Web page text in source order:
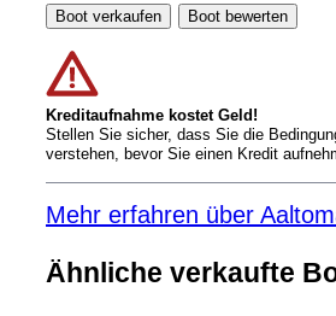
Boot verkaufen Boot bewerten
Kreditaufnahme kostet Geld!
Stellen Sie sicher, dass Sie die
verstehen, bevor Sie einen Kredit
Mehr erfahren über
Ähnliche verkaufte